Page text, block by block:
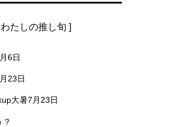
わたしの推し旬 ]
6日
23日
大暑7月23日